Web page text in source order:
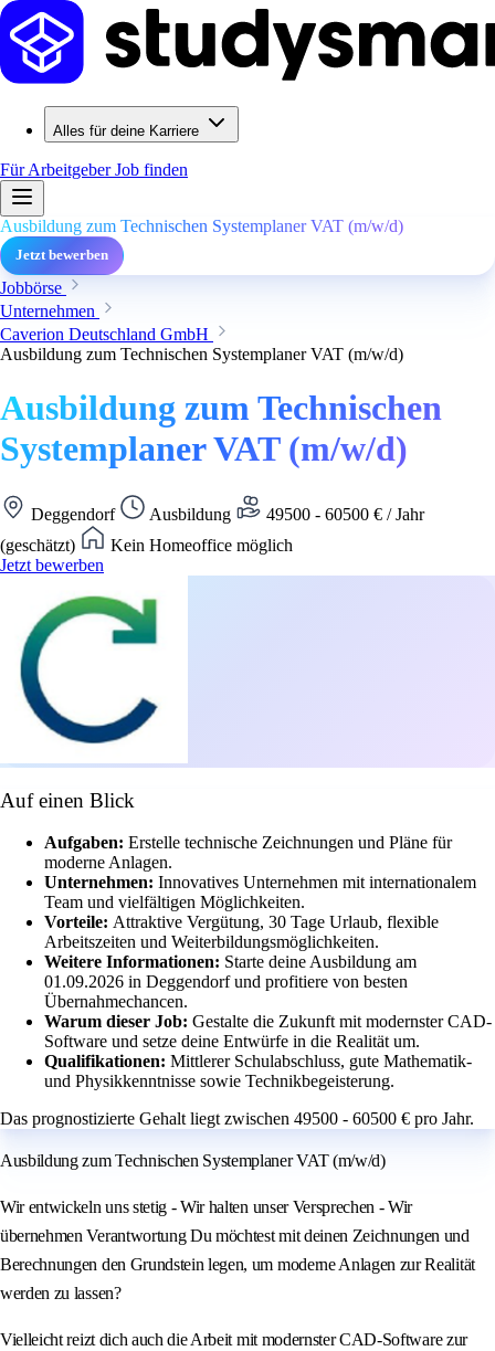
Alles für deine Karriere
Für ArbeitgeberJob finden
Ausbildung zum Technischen Systemplaner VAT (m/w/d)
Jetzt bewerben
Jobbörse
Unternehmen
Caverion Deutschland GmbH
Ausbildung zum Technischen Systemplaner VAT (m/w/d)
Ausbildung zum Technischen
Systemplaner VAT (m/w/d)
Deggendorf Ausbildung
49500 - 60500 € / Jahr
(geschätzt)
Kein Homeoffice möglich
Jetzt bewerben
Auf einen Blick
Aufgaben: Erstelle technische Zeichnungen und Pläne für
moderne Anlagen.
Unternehmen: Innovatives Unternehmen mit internationalem
Team und vielfältigen Möglichkeiten.
Vorteile: Attraktive Vergütung, 30 Tage Urlaub, flexible
Arbeitszeiten und Weiterbildungsmöglichkeiten.
Weitere Informationen: Starte deine Ausbildung am
01.09.2026 in Deggendorf und profitiere von besten
Übernahmechancen.
Warum dieser Job: Gestalte die Zukunft mit modernster CAD-
Software und setze deine Entwürfe in die Realität um.
Qualifikationen: Mittlerer Schulabschluss, gute Mathematik-
und Physikkenntnisse sowie Technikbegeisterung.
Das prognostizierte Gehalt liegt zwischen 49500 - 60500 € pro Jahr.
Ausbildung zum Technischen Systemplaner VAT (m/w/d)
Wir entwickeln uns stetig - Wir halten unser Versprechen - Wir
übernehmen Verantwortung Du möchtest mit deinen Zeichnungen und
Berechnungen den Grundstein legen, um moderne Anlagen zur Realität
werden zu lassen?
Vielleicht reizt dich auch die Arbeit mit modernster CAD-Software zur